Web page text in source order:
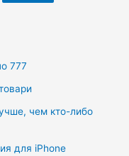
777
чем кто-либо
для iPhone